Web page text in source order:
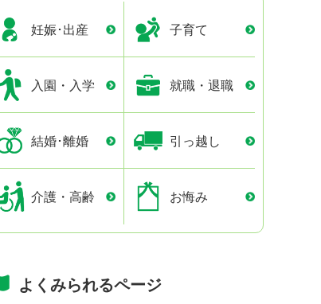
妊娠･出産 子育て
入園・入学 就職・退職
結婚･離婚 引っ越し
介護・高齢 お悔み
よくみられるページ